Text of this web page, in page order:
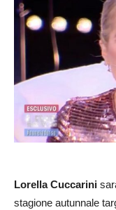
Lorella Cuccarini
stagione autunnale